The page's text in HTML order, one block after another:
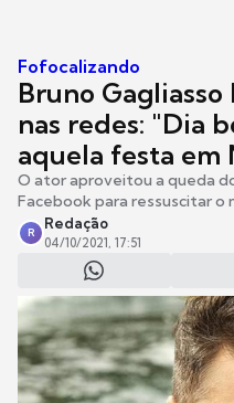
Fofocalizando
Bruno
nas redes: "Dia
aquela festa em
O ator aproveitou a queda
Facebook para ressuscitar o
R
Redação
04/10/2021, 17:51